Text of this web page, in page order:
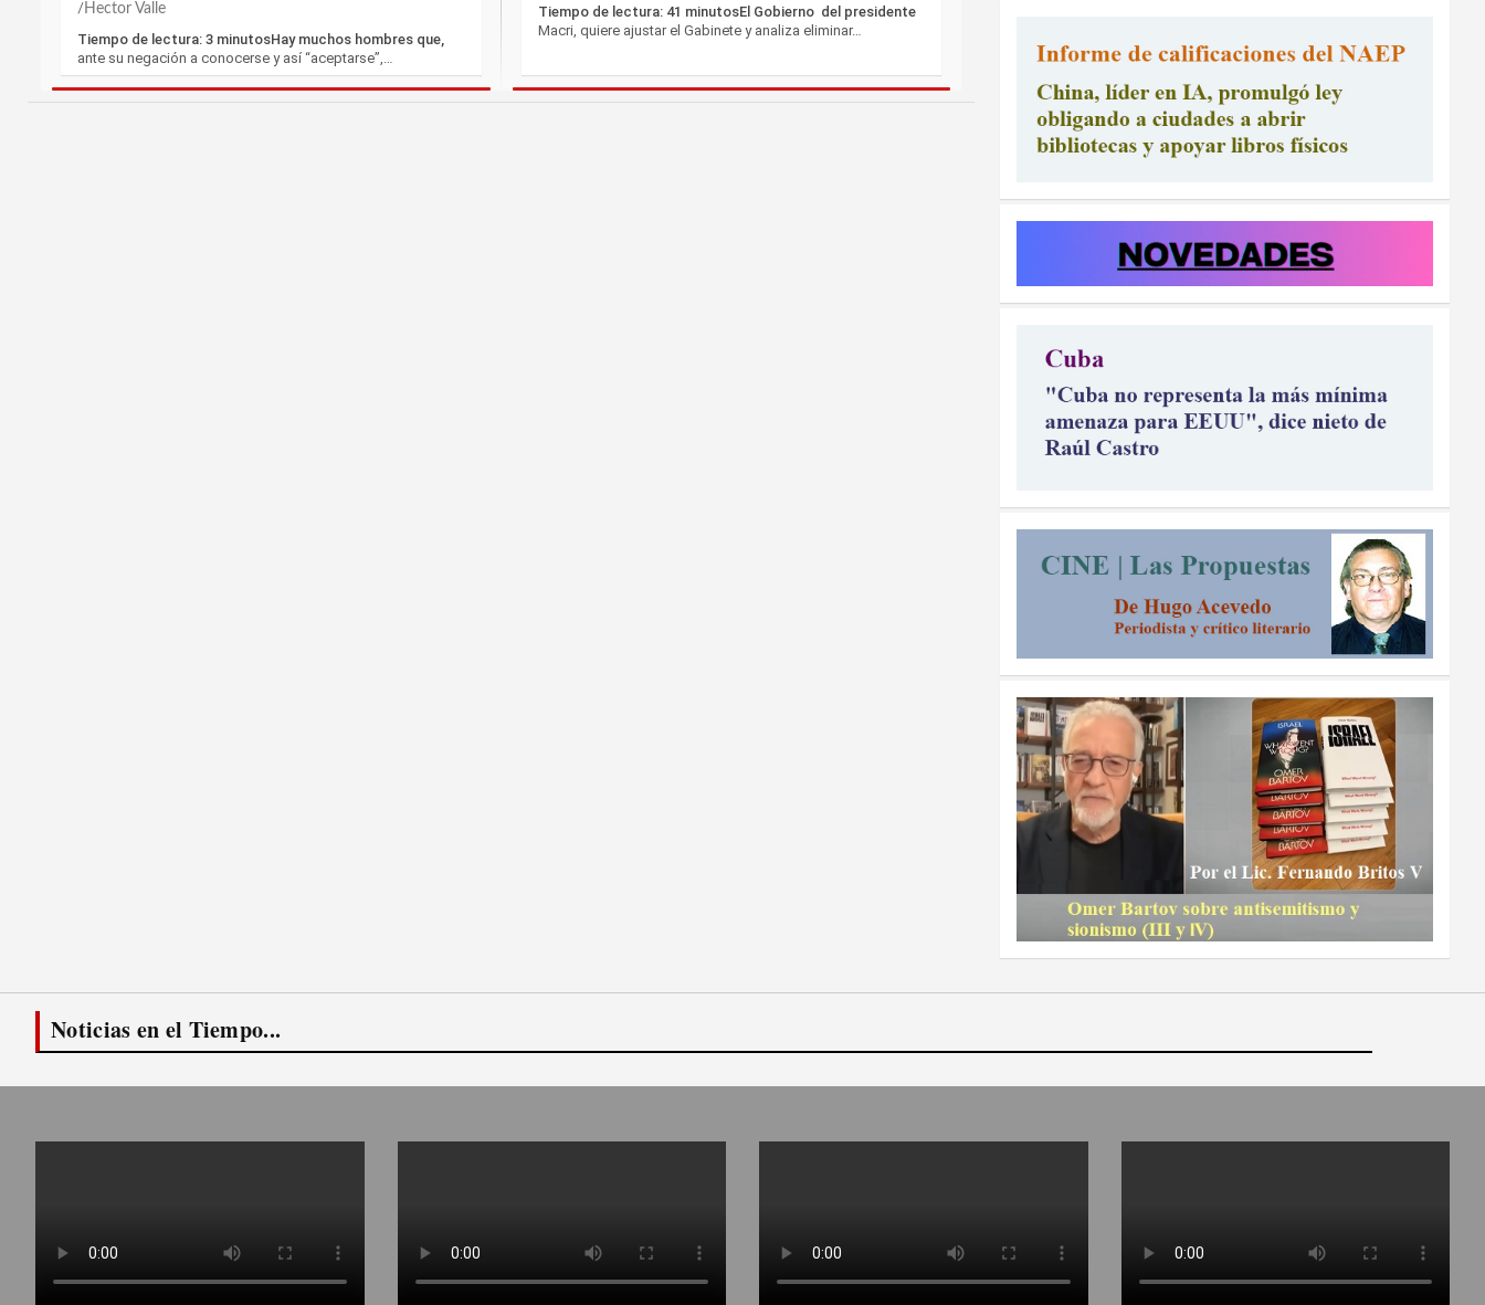
Hector Valle
Tiempo de lectura: 3 minutosHay muchos hombres que,
ante su negación a conocerse y así “aceptarse”,…
Tiempo de lectura: 41 minutosEl Gobierno del presidente
Macri, quiere ajustar el Gabinete y analiza eliminar…
Noticias en el Tiempo...